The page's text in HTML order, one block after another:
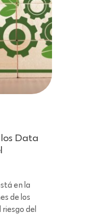
los Data
en la
de los
del